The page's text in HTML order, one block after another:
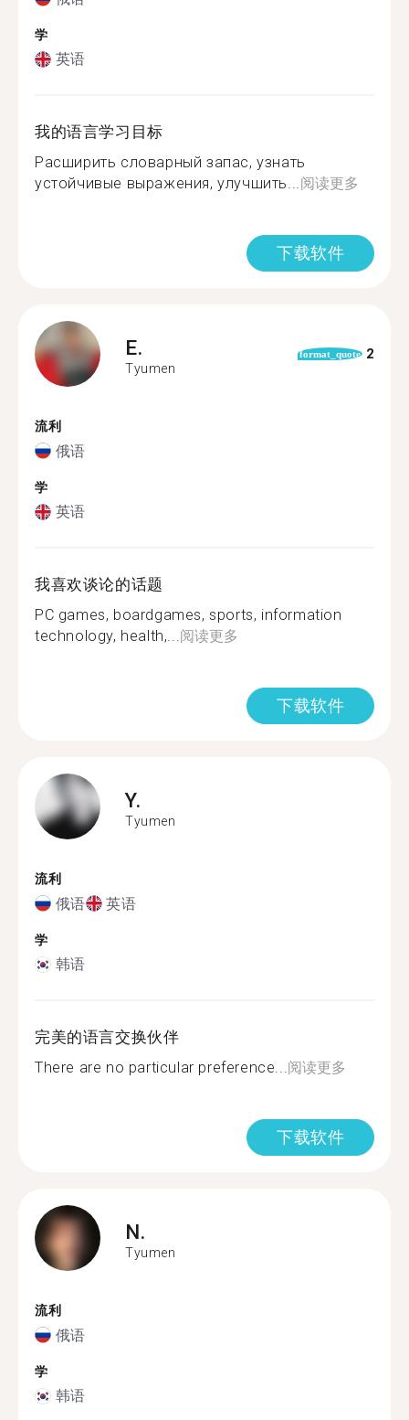
学
英语
我的语言学习目标
Расширить словарный запас, узнать
устойчивые выражения, улучшить...阅读更多
下载软件
E.
Tyumen
format_quote 2
流利
俄语
学
英语
我喜欢谈论的话题
PC games, boardgames, sports, information
technology, health,...阅读更多
下载软件
Y.
Tyumen
流利
俄语 英语
学
韩语
完美的语言交换伙伴
There are no particular preference...阅读更多
下载软件
N.
Tyumen
流利
俄语
学
韩语